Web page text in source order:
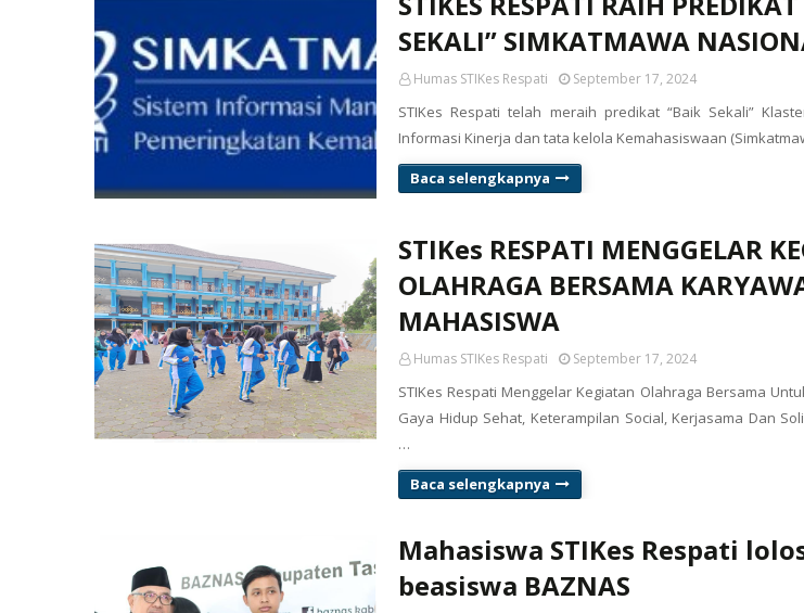
SEKALI” SIMKATMAWA
Humas STIKes Respati September 17, 2024
STIKes Respati telah meraih predikat “Baik Sekali”
Informasi Kinerja dan tata kelola Kemahasiswaan
Baca selengkapnya
STIKes RESPATI MENGGELAR
OLAHRAGA BERSAMA
MAHASISWA
Humas STIKes Respati September 17, 2024
STIKes Respati Menggelar Kegiatan Olahraga Bersama
Gaya Hidup Sehat, Keterampilan Social, Kerjasama Dan
…
Baca selengkapnya
Mahasiswa STIKes Respati
beasiswa BAZNAS